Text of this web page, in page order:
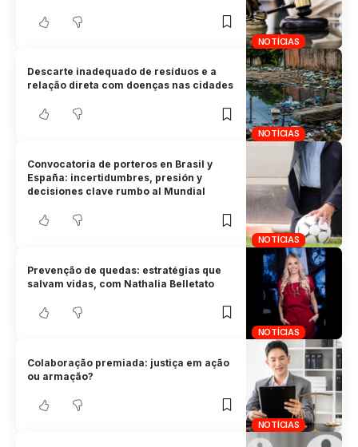
NOTÍCIAS
NOTÍCIAS
Descarte inadequado de resíduos e a
relação direta com doenças nas cidades
NOTÍCIAS
Convocatoria de porteros en Brasil y
España: incertidumbres, presión y
decisiones clave rumbo al Mundial
NOTÍCIAS
Prevenção de quedas: estratégias que
salvam vidas, com Nathalia Belletato
NOTÍCIAS
Colaboração premiada: justiça em ação
ou armação?